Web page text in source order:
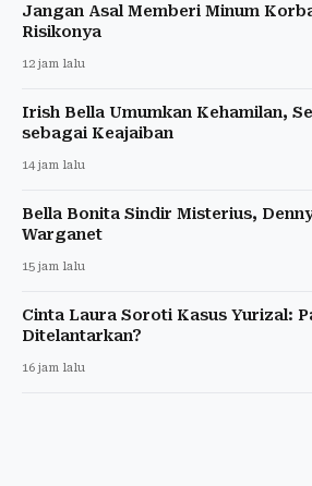
Jangan Asal Memberi Minum
Risikonya
12 jam lalu
Irish Bella Umumkan Kehamilan,
sebagai Keajaiban
14 jam lalu
Bella Bonita Sindir Misterius,
Warganet
15 jam lalu
Cinta Laura Soroti Kasus Yurizal:
Ditelantarkan?
16 jam lalu